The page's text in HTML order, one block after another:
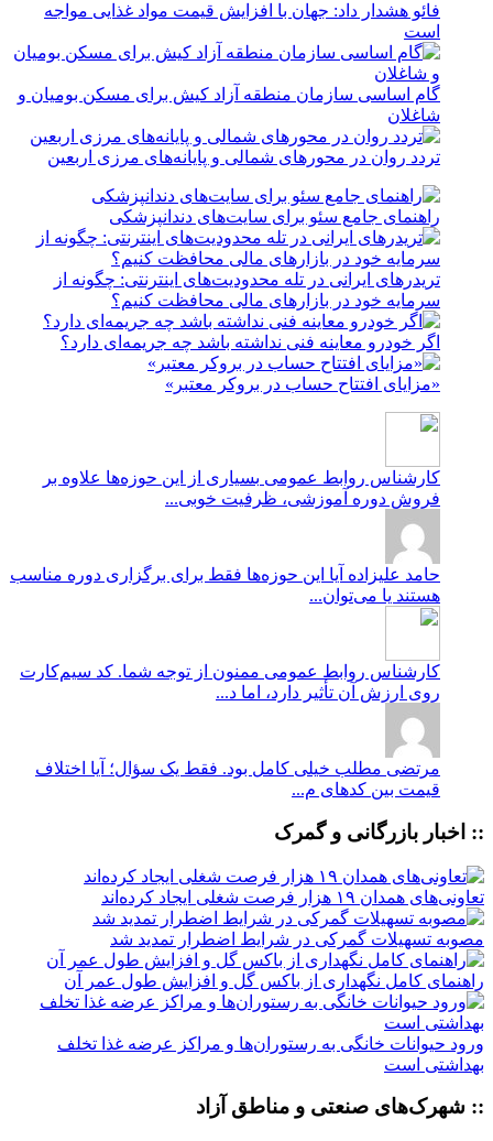
فائو هشدار داد: جهان با افزایش قیمت مواد غذایی مواجه
است
گام اساسی سازمان منطقه آزاد کیش برای مسکن بومیان و
شاغلان
تردد روان در محورهای شمالی و پایانه‌های مرزی اربعین
راهنمای جامع سئو برای سایت‌های دندانپزشکی
تریدرهای ایرانی در تله محدودیت‌های اینترنتی: چگونه از
سرمایه خود در بازارهای مالی محافظت کنیم؟
اگر خودرو معاینه فنی نداشته باشد چه جریمه‌ای دارد؟
«مزایای افتتاح حساب در بروکر معتبر»
کارشناس روابط عمومی بسیاری از این حوزه‌ها علاوه بر
فروش دوره آموزشی، ظرفیت خوبی...
حامد علیزاده آیا این حوزه‌ها فقط برای برگزاری دوره مناسب
هستند یا می‌توان...
کارشناس روابط عمومی ممنون از توجه شما. کد سیم‌کارت
روی ارزش آن تأثیر دارد، اما د...
مرتضی مطلب خیلی کامل بود. فقط یک سؤال؛ آیا اختلاف
قیمت بین کدهای م...
:: اخبار بازرگانی و گمرک
تعاونی‌های همدان ۱۹ هزار فرصت شغلی ایجاد کرده‌اند
مصوبه تسهیلات گمرکی در شرایط اضطرار تمدید شد
راهنمای کامل نگهداری از باکس گل و افزایش طول عمر آن
ورود حیوانات خانگی به رستوران‌ها و مراکز عرضه غذا تخلف
بهداشتی است
:: شهرک‌های صنعتی و مناطق آزاد